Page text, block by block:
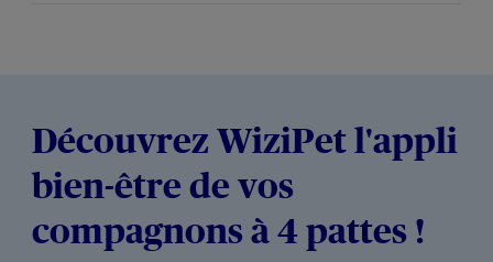
Découvrez WiziPet l'appli
bien-être de vos
compagnons à 4 pattes !